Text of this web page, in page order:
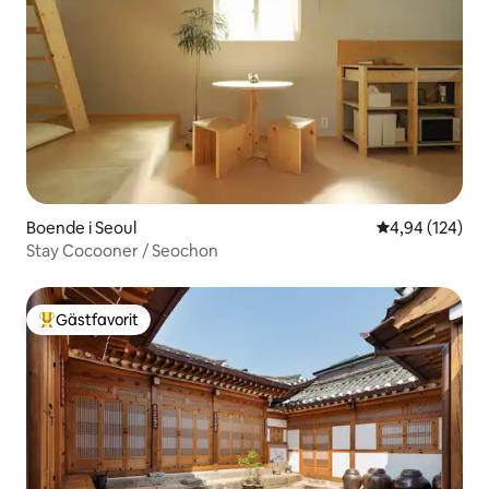
Boende i Seoul 4,94 av 5 i
4,94 (124)
Stay Cocooner / Seochon
Populär gästfavorit
Gästfavorit